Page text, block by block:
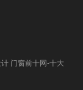
门窗前十网-十大